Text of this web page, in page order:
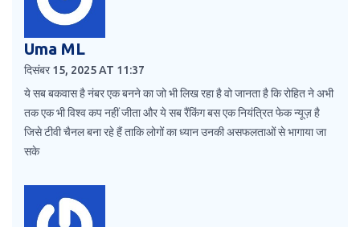
Uma ML
दिसंबर 15, 2025 AT 11:37
ये सब बकवास है नंबर एक बनने का जो भी लिख रहा है वो जानता है कि रोहित ने अभी
तक एक भी विश्व कप नहीं जीता और ये सब रैंकिंग बस एक नियंत्रित फेक न्यूज़ है
जिसे टीवी चैनल बना रहे हैं ताकि लोगों का ध्यान उनकी असफलताओं से भागाया जा
सके